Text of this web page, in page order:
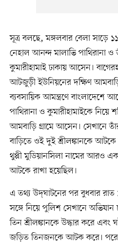
সূত্র বলছে, মঙ্গলবার বেলা সাড়ে
নেহাল আনন্দ মালাভি পাথিরানা ও
কুমারীহামাই ঢাকায় আসেন।
আটজুড়ী ইউনিয়নের দক্ষিণ
ব্যবসায়িক আমন্ত্রণে বাংলাদেশে
পাথিরানা ও কুমারীহামাইকে নিয়ে
আমবাড়ি গ্রামে আসেন। সেখানে
বাড়িতে ওই দুই শ্রীলঙ্কানকে
থুপ্পী মুডিয়ানসিলা নামের আরও
আটকে রাখা হয়েছিল।
এ তথ্য উদ্‌ঘাটনের পর বুধবার রাত
সঙ্গে নিয়ে পুলিশ সেখানে অভিযান
তিন শ্রীলঙ্কানকে উদ্ধার করে এবং
জড়িত তিনজনকে আটক করে। পরে